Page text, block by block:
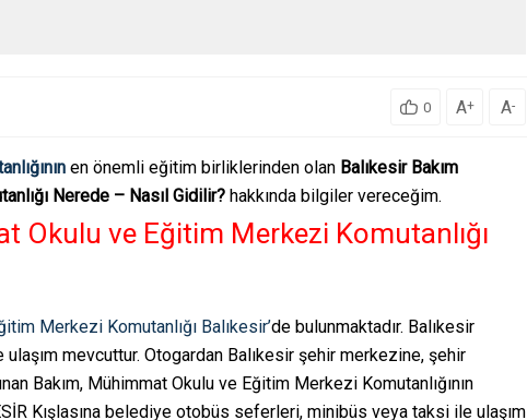
0 A+ A-
en önemli eğitim birliklerinden olan Balıkesir Bakım
Nerede – Nasıl Gidilir? hakkında bilgiler vereceğim.
Okulu ve Eğitim Merkezi Komutanlığı
Merkezi Komutanlığı Balıkesir’de bulunmaktadır. Balıkesir
mevcuttur. Otogardan Balıkesir şehir merkezine, şehir
Bakım, Mühimmat Okulu ve Eğitim Merkezi Komutanlığının
Kışlasına belediye otobüs seferleri, minibüs veya taksi ile ulaşım